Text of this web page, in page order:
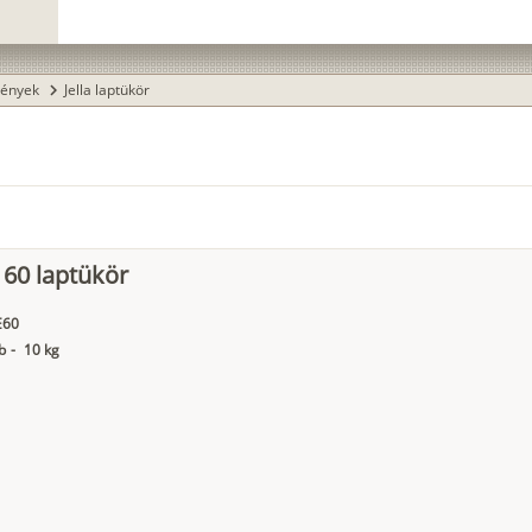
chevron_right Jella laptükör
60 laptükör
- 10 kg